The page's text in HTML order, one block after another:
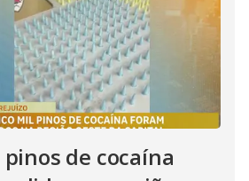
de cocaína